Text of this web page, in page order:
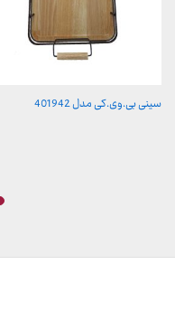
سینی بی.وی.کی مدل 401942